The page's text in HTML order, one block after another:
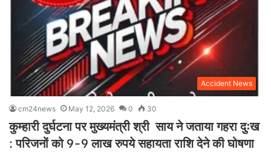
Accident News
cm24news May 12, 2026 0 30
कुम्हारी दुर्घटना पर मुख्यमंत्री श्री साय ने जताया गहरा दुःख
: परिजनों को 9-9 लाख रुपये सहायता राशि देने की घोषणा